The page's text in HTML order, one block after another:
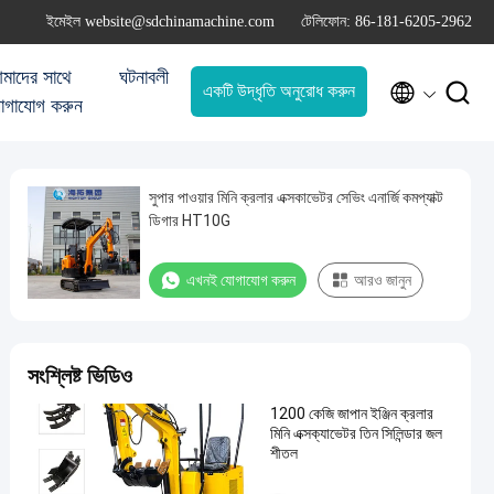
ইমেইল website@sdchinamachine.com টেলিফোন: 86-181-6205-2962
সাথে
করুন
ঘটনাবলী
একটি উদ্ধৃতি অনুরোধ করুন  
সুপার পাওয়ার মিনি ক্রলার এক্সকাভেটর সেভিং এনার্জি কমপ্যাক্ট
ডিগার HT10G
এখনই যোগাযোগ করুন আরও জানুন
সংশ্লিষ্ট ভিডিও
1200 কেজি জাপান ইঞ্জিন ক্রলার
মিনি এক্সক্যাভেটর তিন সিলিন্ডার জল
শীতল